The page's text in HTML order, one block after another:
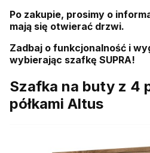
Po zakupie, prosimy o
mają się otwierać drzwi.
Zadbaj o funkcjonalność i
wybierając szafkę SUPRA!
Szafka na buty z 4
półkami Altus